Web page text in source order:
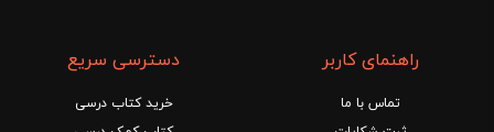
راهنمای کاربر
تماس با ما
دسترسی سریع
خرید کتاب درسی